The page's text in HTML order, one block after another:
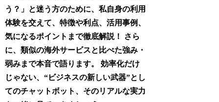
う？」と迷う方のために、私自身の利用
体験を交えて、特徴や利点、活用事例、
気になるポイントまで徹底解説！ さら
に、類似の海外サービスと比べた強み・
弱みまで本音で語ります。 効率化だけ
じゃない、“ビジネスの新しい武器”とし
てのチャットボット、そのリアルな実力